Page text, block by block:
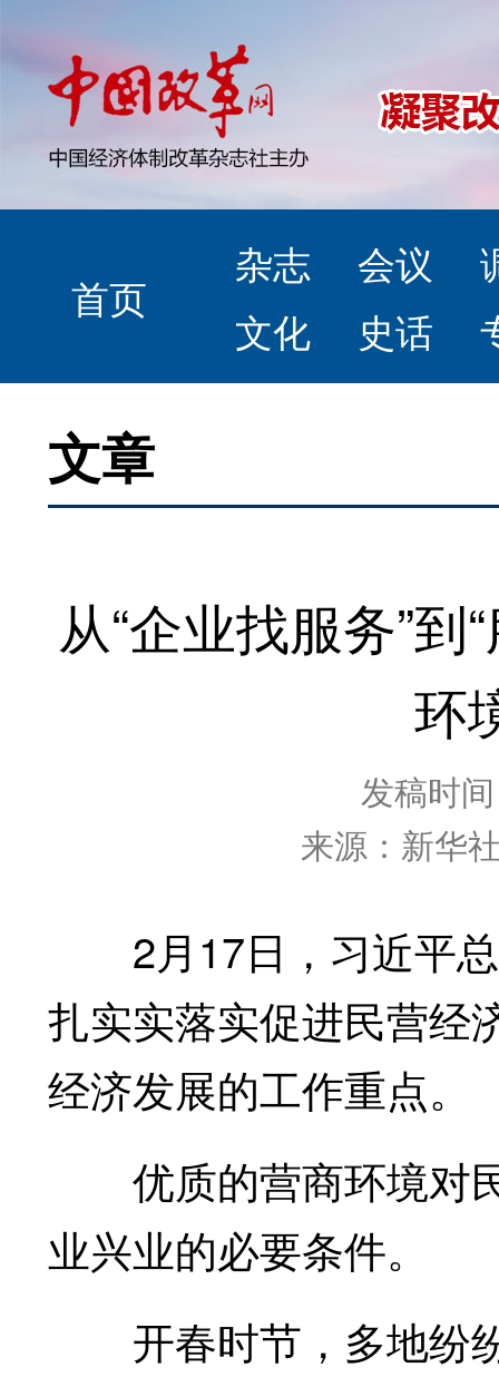
首页
杂志 会议
文化
史话
文章
从“企业找服务”
环
发稿时
来源：新华
2月17日，习近平总
扎实实落实促进民营经
经济发展的工作重点。
优质的营商环境对
业兴业的必要条件。
开春时节，多地纷纷